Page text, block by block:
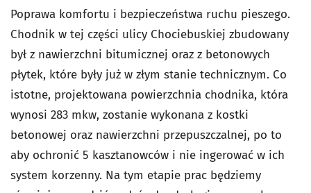
Poprawa komfortu i bezpieczeństwa ruchu pieszego.
Chodnik w tej części ulicy Chociebuskiej zbudowany
był z nawierzchni bitumicznej oraz z betonowych
płytek, które były już w złym stanie technicznym. Co
istotne, projektowana powierzchnia chodnika, która
wynosi 283 mkw, zostanie wykonana z kostki
betonowej oraz nawierzchni przepuszczalnej, po to
aby ochronić 5 kasztanowców i nie ingerować w ich
system korzenny. Na tym etapie prac będziemy